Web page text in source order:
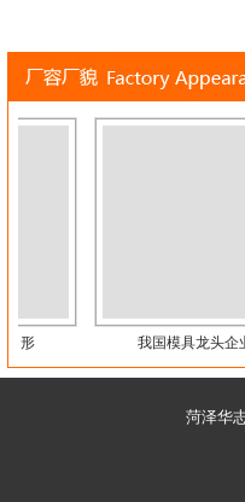
我国模具龙头企业
菏泽华